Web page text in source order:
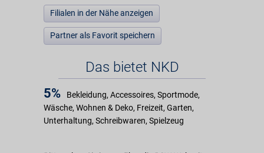
Filialen in der Nähe anzeigen
Partner als Favorit speichern
Das bietet NKD
5%
Bekleidung, Accessoires, Sportmode,
Wäsche, Wohnen & Deko, Freizeit, Garten,
Unterhaltung, Schreibwaren, Spielzeug